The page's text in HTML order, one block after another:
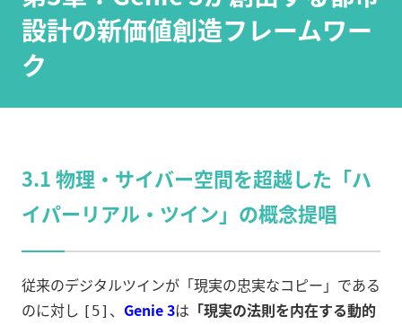
設計の新価値創造フレームワー
ク
3.1 物理・サイバー空間を超越した「ハ
イパーリアル・ツイン」の概念提唱
従来のデジタルツインが「現実の忠実なコピー」である
のに対し [5] 、 Genie 3は 「現実の法則を内在する動的